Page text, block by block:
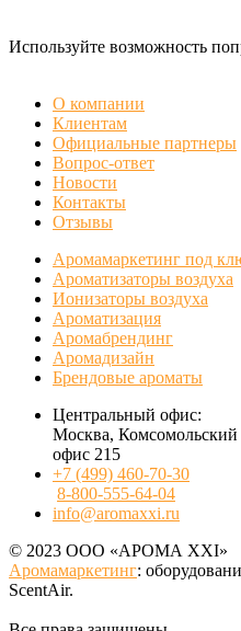
Используйте возможность
О компании
Клиентам
Официальные партнеры
Вопрос-ответ
Новости
Контакты
Отзывы
Аромамаркетинг под
Ароматизаторы воздуха
Ионизаторы воздуха
Ароматизация
Аромабрендинг
Аромадизайн
Брендовые ароматы
Центральный офис:
Москва, Комсомольский
офис 215
+7 (499) 460-70-30
8-800-555-64-04
info@aromaxxi.ru
© 2023 ООО «АРОМА XXI»
Аромамаркетинг:
ScentAir.